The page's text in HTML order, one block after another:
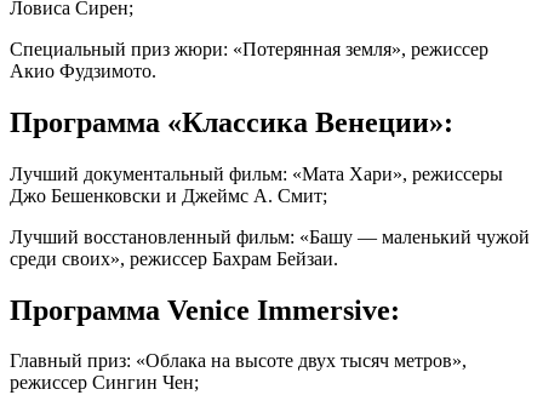
Ловиса Сирен;
Специальный приз жюри: «Потерянная земля», режиссер
Акио Фудзимото.
Программа «Классика Венеции»:
Лучший документальный фильм: «Мата Хари», режиссеры
Джо Бешенковски и Джеймс А. Смит;
Лучший восстановленный фильм: «Башу — маленький чужой
среди своих», режиссер Бахрам Бейзаи.
Программа Venice Immersive:
Главный приз: «Облака на высоте двух тысяч метров»,
режиссер Сингин Чен;